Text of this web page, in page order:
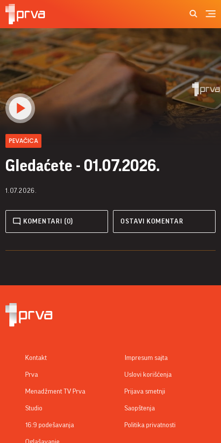
PEVAČICA
Gledaćete - 01.07.2026.
1.07.2026.
KOMENTARI (0) OSTAVI KOMENTAR
Kontakt
Prva
Menadžment TV Prva
Studio
16:9 podešavanja
Impresum sajta
Uslovi korišćenja
Prijava smetnji
Saopštenja
Politika privatnosti